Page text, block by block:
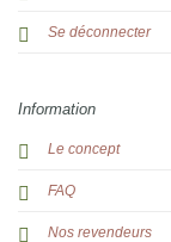
Se déconnecter
Information
Le concept
FAQ
Nos revendeurs